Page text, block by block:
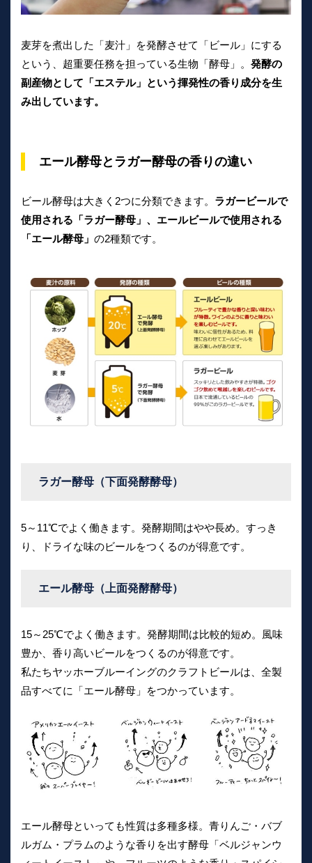
麦芽を煮出した「麦汁」を発酵させて「ビール」にする
という、超重要任務を担っている生物「酵母」。 発酵の
副産物として「エステル」という揮発性の香り成分を生
み出しています。
エール酵母とラガー酵母の香りの違い
ビール酵母は大きく2つに分類できます。 ラガービールで
使用される「ラガー酵母」、エールビールで使用される
「エール酵母」 の2種類です。
ラガー酵母（下面発酵酵母）
5～11℃でよく働きます。発酵期間はやや長め。すっき
り、ドライな味のビールをつくるのが得意です。
エール酵母（上面発酵酵母）
15～25℃でよく働きます。発酵期間は比較的短め。風味
豊か、香り高いビールをつくるのが得意です。
私たちヤッホーブルーイングのクラフトビールは、全製
品すべてに「エール酵母」をつかっています。
エール酵母といっても性質は多種多様。青りんご・バブ
ルガム・プラムのような香りを出す酵母「ベルジャンウ